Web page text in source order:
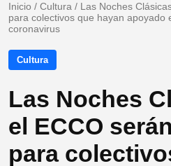
Inicio / Cultura / Las Noches
para colectivos que hayan apoyado
coronavirus
Cultura
Las Noches
el ECCO
para